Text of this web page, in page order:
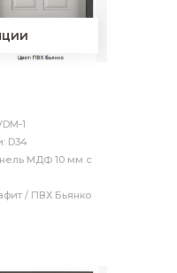
1
D34
МДФ 10 мм с
/ ПВХ Бьянко